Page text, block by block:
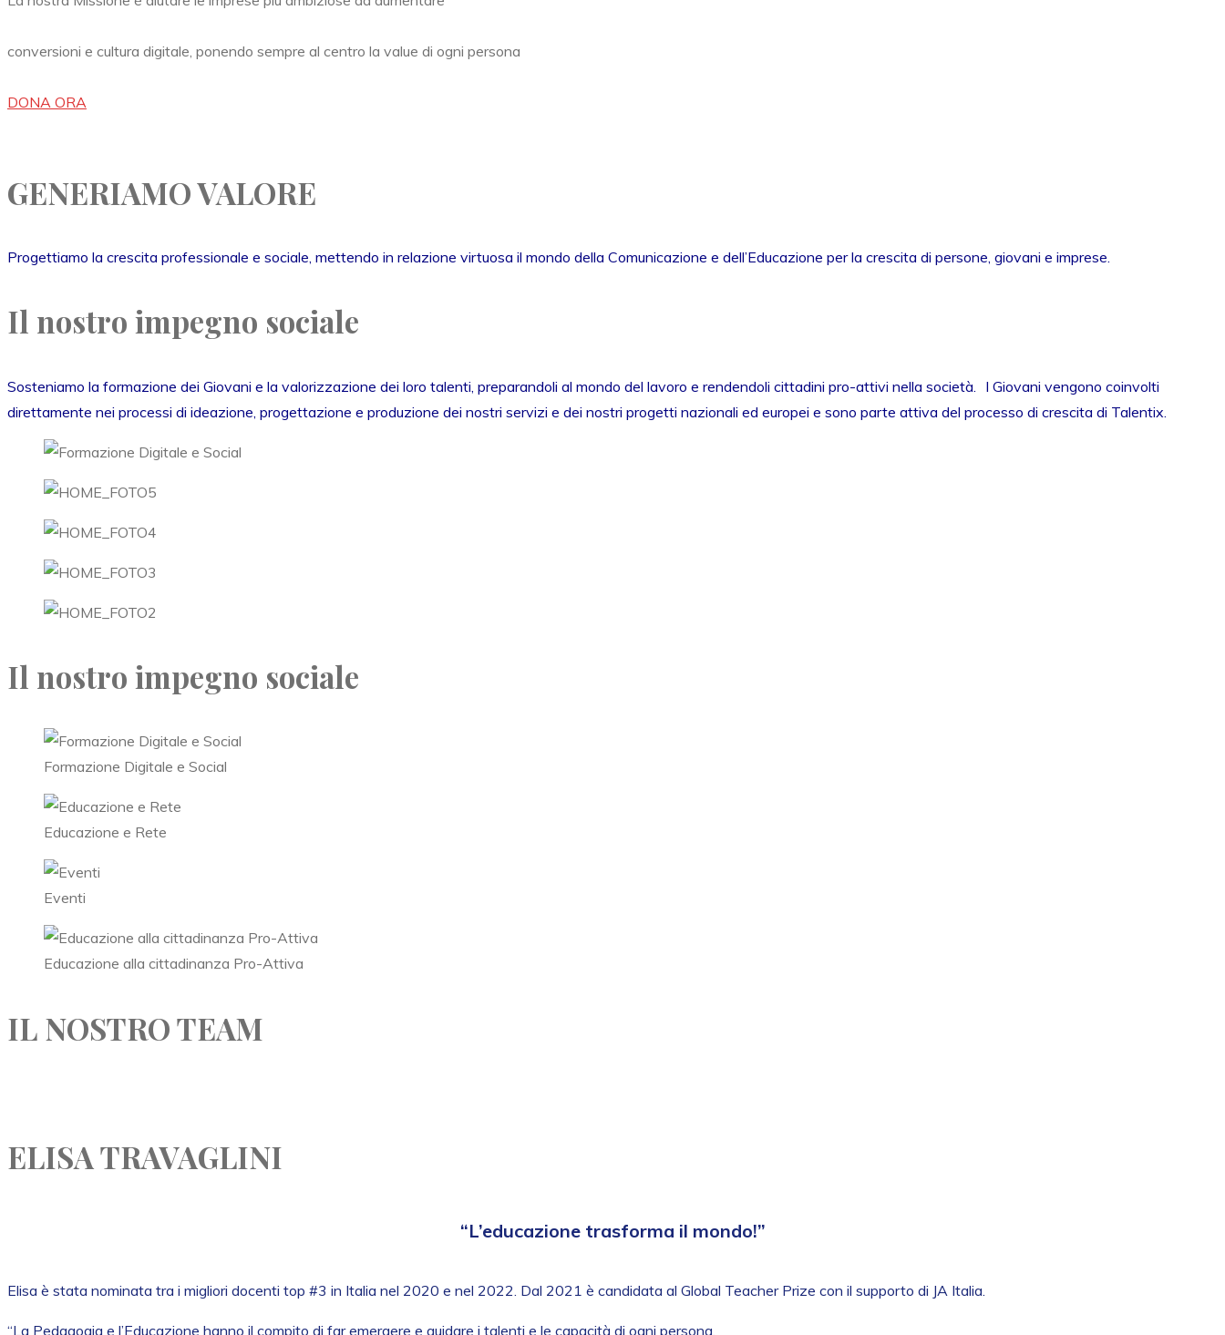
conversioni e cultura digitale, ponendo sempre al centro la value di ogni persona
DONA ORA
GENERIAMO VALORE
Progettiamo la crescita professionale e sociale, mettendo in relazione virtuosa il mondo della Comunicazione e dell’Educazione per la crescita di persone, giovani e imprese.
Il nostro impegno sociale
Sosteniamo la formazione dei Giovani e la valorizzazione dei loro talenti, preparandoli al mondo del lavoro e rendendoli cittadini pro-attivi nella società. I Giovani vengono coinvolti
direttamente nei processi di ideazione, progettazione e produzione dei nostri servizi e dei nostri progetti nazionali ed europei e sono parte attiva del processo di crescita di Talentix.
Il nostro impegno sociale
Formazione Digitale e Social
Educazione e Rete
Eventi
Educazione alla cittadinanza Pro-Attiva
IL NOSTRO TEAM
ELISA TRAVAGLINI
“L’educazione trasforma il mondo!”
Elisa è stata nominata tra i migliori docenti top #3 in Italia nel 2020 e nel 2022. Dal 2021 è candidata al Global Teacher Prize con il supporto di JA Italia.
“La Pedagogia e l’Educazione hanno il compito di far emergere e guidare i talenti e le capacità di ogni persona.